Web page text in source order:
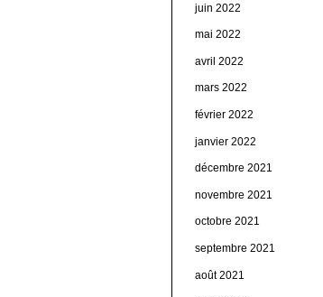
juin 2022
mai 2022
avril 2022
mars 2022
février 2022
janvier 2022
décembre 2021
novembre 2021
octobre 2021
septembre 2021
août 2021